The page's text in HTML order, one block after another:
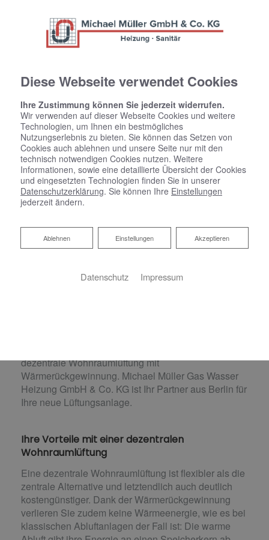
Ihre flexible Lüftungsanlage
eine zentrale Lüftungsanlage oft keine Option, da der
dezentrale Wohnraumlüftung mit
Wärmerückgewinnung. Michael Müller Gas Wasser
Heizung GmbH & Co. KG ist Ihr Partner aus Berlin für
Ihre neue Lüftungsanlage.
Ihre Vorteile mit einer dezentralen
Wohnraumlüftung
Eine dezentrale Wohnraumlüftung ist flexibler als die
zentrale Alternative und letztendlich auch deutlich
kostengünstiger. Dank der Wärmerückgewinnung
verlieren Sie zudem keine Wärmeenergie, wie es bei
klassischen Abluftanlagen der Fall ist: Die warme
Diese Webseite verwendet Cookies
Ihre Zustimmung können Sie jederzeit widerrufen.
Wir verwenden auf dieser Webseite Cookies und weitere
Technologien, um Ihnen ein bestmögliches
Nutzungserlebnis zu bieten. Sie können das Setzen von
Cookies auch ablehnen und unsere Seite nur mit den
technisch notwendigen Cookies nutzen. Weitere
Informationen, sowie eine detaillierte Übersicht der Cookies
und eingesetzten Technologien finden Sie in unserer
Datenschutzerklärung. Sie können Ihre Einstellungen
jederzeit ändern.
Akzeptieren
Einstellungen
Ablehnen
Ablehnen
Datenschutz Impressum